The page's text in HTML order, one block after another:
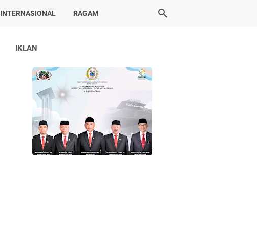
INTERNASIONAL RAGAM
IKLAN